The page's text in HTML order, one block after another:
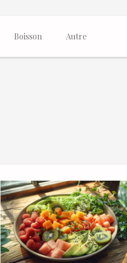
Boisson Autre